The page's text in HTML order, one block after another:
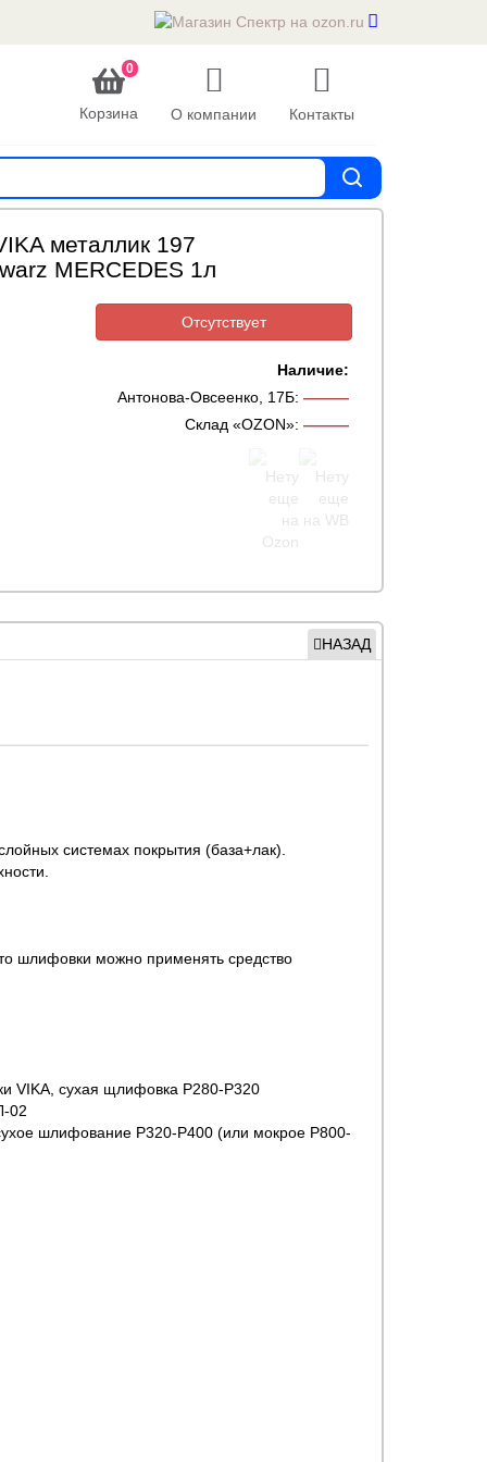
0
Корзина О компании Контакты
металлик 197
MERCEDES 1л
Отсутствует
Наличие:
Антонова-Овсеенко, 17Б: ———
Склад «OZON»: ———
НАЗАД
системах покрытия (база+лак).
шлифовки можно применять средство
VIKA, сухая щлифовка P280-P320
02
шлифование P320-P400 (или мокрое Р800-